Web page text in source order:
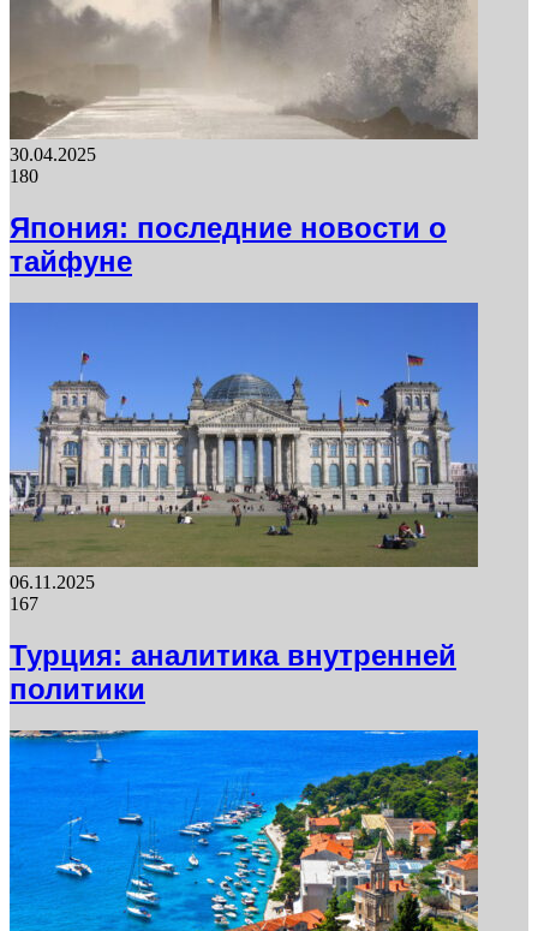
30.04.2025
180
Япония: последние новости о
тайфуне
06.11.2025
167
Турция: аналитика внутренней
политики